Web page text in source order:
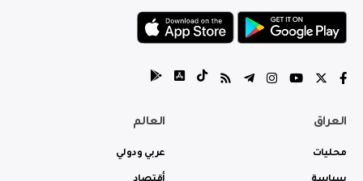
العراق
محليات
العالم
عربي ودولي